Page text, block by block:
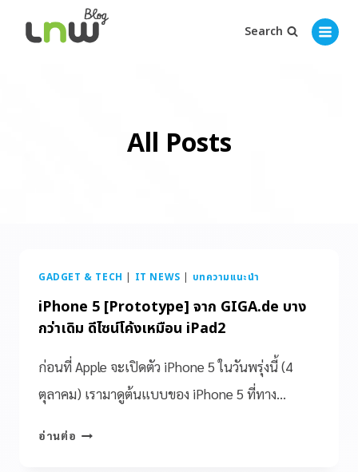
Search
All Posts
GADGET & TECH | IT NEWS | บทความแนะนำ
iPhone 5 [Prototype] จาก GIGA.de บาง
กว่าเดิม ดีไซน์โค้งเหมือน iPad2
ก่อนที่ Apple จะเปิดตัว iPhone 5 ในวันพรุ่งนี้ (4
ตุลาคม) เรามาดูต้นแบบของ iPhone 5 ที่ทาง…
อ่านต่อ